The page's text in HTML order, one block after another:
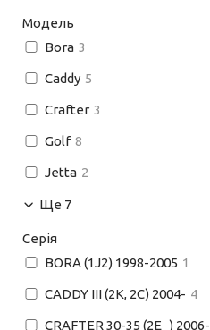
Модель
Bora 3
Caddy 5
Crafter 3
Golf 8
Jetta 2
Ще 7
Серія
BORA (1J2) 1998-2005 1
CADDY III (2K, 2C) 2004- 4
CRAFTER 30-35 (2E_) 2006-